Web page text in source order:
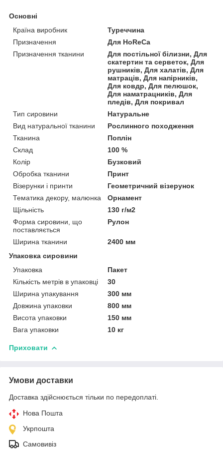
Основні
Країна виробник
Туреччина
Призначення
Для HoReCa
Призначення тканини
Для постільної білизни, Для
скатертин та серветок, Для
рушників, Для халатів, Для
матраців, Для напірників,
Для ковдр, Для пелюшок,
Для наматрацників, Для
пледів, Для покривал
Тип сировини
Натуральне
Вид натуральної тканини
Рослинного походження
Тканина
Поплін
Склад
100 %
Колір
Бузковий
Обробка тканини
Принт
Візерунки і принти
Геометричний візерунок
Тематика декору, малюнка
Орнамент
Щільність
130 г/м2
Форма сировини, що
поставляється
Рулон
Ширина тканини
2400 мм
Упаковка сировини
Упаковка
Пакет
Кількість метрів в упаковці
30
Ширина упакування
300 мм
Довжина упаковки
800 мм
Висота упаковки
150 мм
Вага упаковки
10 кг
Приховати
Умови доставки
Доставка здійснюється тільки по передоплаті.
Нова Пошта
Укрпошта
Самовивіз